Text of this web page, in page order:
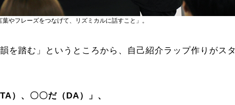
やフレーズをつなげて、リズミカルに話すこと」。
を踏む」というところから、自己紹介ラップ作りがスタ
）、〇〇だ（DA）」、